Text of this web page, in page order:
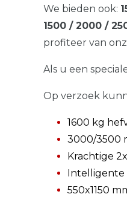
We bieden ook:
1500 / 2000 /
profiteer van
Als u een
Op verzoek
1600 kg
3000/3500
Krachtige
550x1150